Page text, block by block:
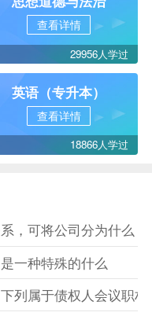
查看详情
29956人学过
英语（专升本）
查看详情
18866人学过
，可将公司分为什么
一种特殊的什么
列属于债权人会议职